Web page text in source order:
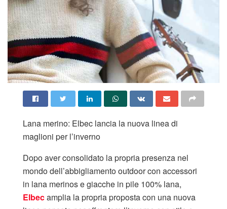
Lana merino: Elbec lancia la nuova linea di
maglioni per l’inverno
Dopo aver consolidato la propria presenza nel
mondo dell’abbigliamento outdoor con accessori
in lana merinos e giacche in pile 100% lana,
Elbecamplia la propria proposta con una nuova